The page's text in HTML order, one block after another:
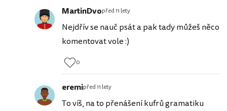
MartinDvopřed 11 lety
Nejdřív se nauč psát a pak tady můžeš něco
komentovat vole :)
0
eremipřed 11 lety
To víš, na to přenášení kufrů gramatiku